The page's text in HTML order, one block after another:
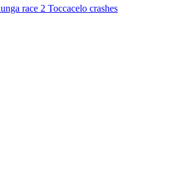
race 2 Toccacelo crashes